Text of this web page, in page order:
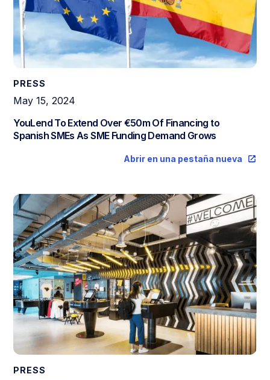
PRESS
May 15, 2024
YouLend To Extend Over €50m Of Financing to
Spanish SMEs As SME Funding Demand Grows
Abrir en una pestaña nueva
PRESS